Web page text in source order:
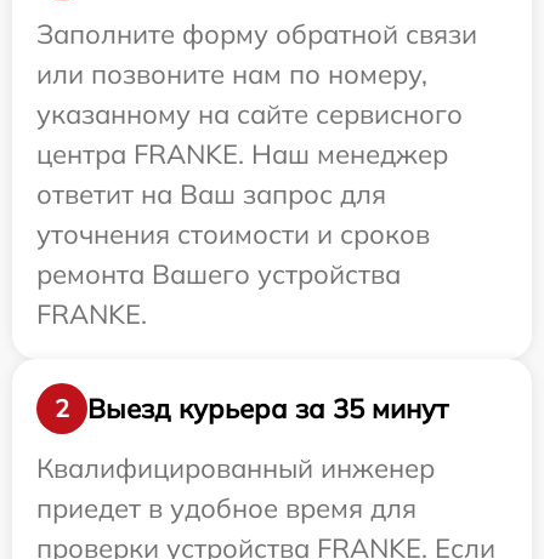
Заполните форму обратной связи
или позвоните нам по номеру,
указанному на сайте сервисного
центра FRANKE. Наш менеджер
ответит на Ваш запрос для
уточнения стоимости и сроков
ремонта Вашего устройства
FRANKE.
2
Выезд курьера за 35 минут
Квалифицированный инженер
приедет в удобное время для
проверки устройства FRANKE. Если